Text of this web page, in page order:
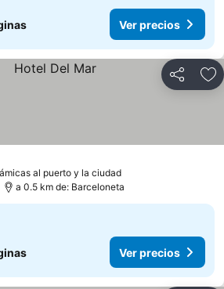
Ver precios
Compartir
al puerto y la ciudad
a 0.5 km de: Barceloneta
Ver precios